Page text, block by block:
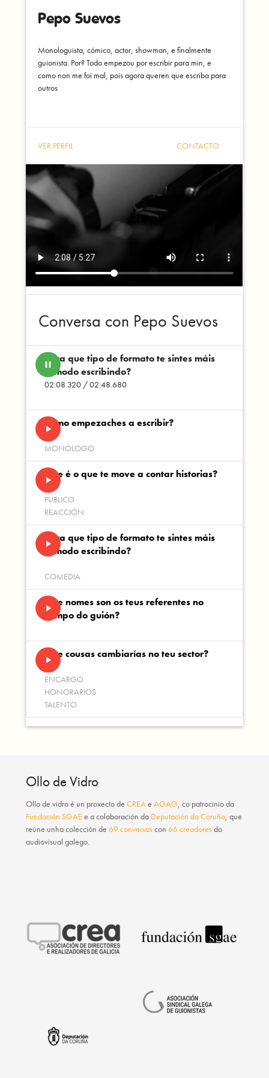
Pepo Suevos
Monologuista, cómico, actor, showman, e finalmente
guionista. Por? Todo empezou por escribir para min, e
como non me foi mal, pois agora queren que escriba para
outros
CONTACTO
VER PERFIL
Conversa con Pepo Suevos
pause
Para que tipo de formato te sintes máis
cómodo escribindo?
02:08.320 / 02:48.680
play_arrowComo empezaches a escribir?
MONÓLOGO
play_arrowQue é o que te move a contar historias?
PUBLICO
REACCIÓN
play_arrowPara que tipo de formato te sintes máis
cómodo escribindo?
COMEDIA
play_arrowQue nomes son os teus referentes no
campo do guión?
play_arrowQue cousas cambiarías no teu sector?
ENCARGO
HONORARIOS
TALENTO
Ollo de Vidro
Ollo de vidroé un proxecto deCREA eAGAG , co patrocinio da
Fundación SGAE e a colaboración da Deputación da Coruña , que
reúne unha colección de69 conversascon66 creadoresdo
audiovisual galego.